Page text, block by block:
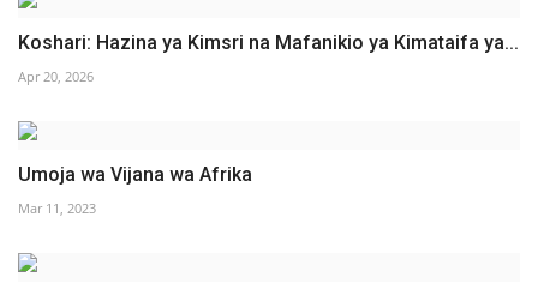
Koshari: Hazina ya Kimsri na Mafanikio ya Kimataifa ya...
Apr 20, 2026
Umoja wa Vijana wa Afrika
Mar 11, 2023